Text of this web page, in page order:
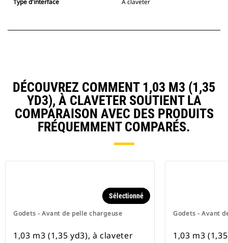
Type d'interface À claveter
DÉCOUVREZ COMMENT 1,03 M3 (1,35
YD3), À CLAVETER SOUTIENT LA
COMPARAISON AVEC DES PRODUITS
FRÉQUEMMENT COMPARÉS.
Godets - Avant de pelle chargeuse
Sélectionné
1,03 m3 (1,35 yd3), à claveter
Godets - Avant
1,03 m3